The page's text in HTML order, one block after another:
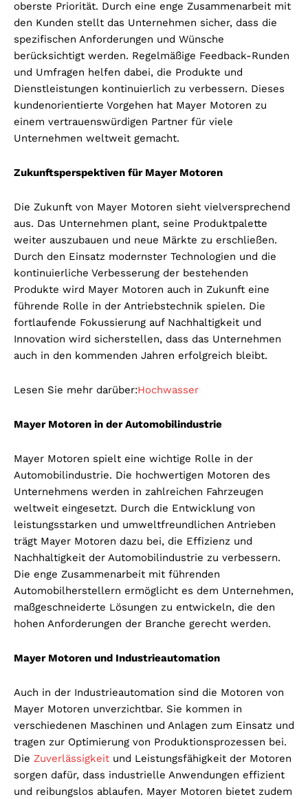
oberste Priorität. Durch eine enge Zusammenarbeit mit
den Kunden stellt das Unternehmen sicher, dass die
spezifischen Anforderungen und Wünsche
berücksichtigt werden. Regelmäßige Feedback-Runden
und Umfragen helfen dabei, die Produkte und
Dienstleistungen kontinuierlich zu verbessern. Dieses
kundenorientierte Vorgehen hat Mayer Motoren zu
einem vertrauenswürdigen Partner für viele
Unternehmen weltweit gemacht.
Zukunftsperspektiven für Mayer Motoren
Die Zukunft von Mayer Motoren sieht vielversprechend
aus. Das Unternehmen plant, seine Produktpalette
weiter auszubauen und neue Märkte zu erschließen.
Durch den Einsatz modernster Technologien und die
kontinuierliche Verbesserung der bestehenden
Produkte wird Mayer Motoren auch in Zukunft eine
führende Rolle in der Antriebstechnik spielen. Die
fortlaufende Fokussierung auf Nachhaltigkeit und
Innovation wird sicherstellen, dass das Unternehmen
auch in den kommenden Jahren erfolgreich bleibt.
Lesen Sie mehr darüber:Hochwasser
Mayer Motoren in der Automobilindustrie
Mayer Motoren spielt eine wichtige Rolle in der
Automobilindustrie. Die hochwertigen Motoren des
Unternehmens werden in zahlreichen Fahrzeugen
weltweit eingesetzt. Durch die Entwicklung von
leistungsstarken und umweltfreundlichen Antrieben
trägt Mayer Motoren dazu bei, die Effizienz und
Nachhaltigkeit der Automobilindustrie zu verbessern.
Die enge Zusammenarbeit mit führenden
Automobilherstellern ermöglicht es dem Unternehmen,
maßgeschneiderte Lösungen zu entwickeln, die den
hohen Anforderungen der Branche gerecht werden.
Mayer Motoren und Industrieautomation
Auch in der Industrieautomation sind die Motoren von
Mayer Motoren unverzichtbar. Sie kommen in
verschiedenen Maschinen und Anlagen zum Einsatz und
tragen zur Optimierung von Produktionsprozessen bei.
Die Zuverlässigkeit und Leistungsfähigkeit der Motoren
sorgen dafür, dass industrielle Anwendungen effizient
und reibungslos ablaufen. Mayer Motoren bietet zudem